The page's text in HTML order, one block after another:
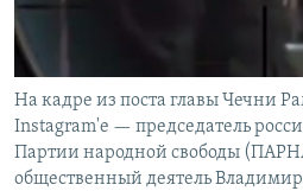
На кадре из поста главы Чечни
Instagram'e — председатель
Партии народной свободы
общественный деятель